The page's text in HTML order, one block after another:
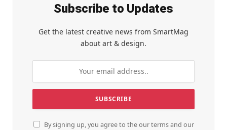
Subscribe to Updates
Get the latest creative news from SmartMag
about art & design.
By signing up, you agree to the our terms and our